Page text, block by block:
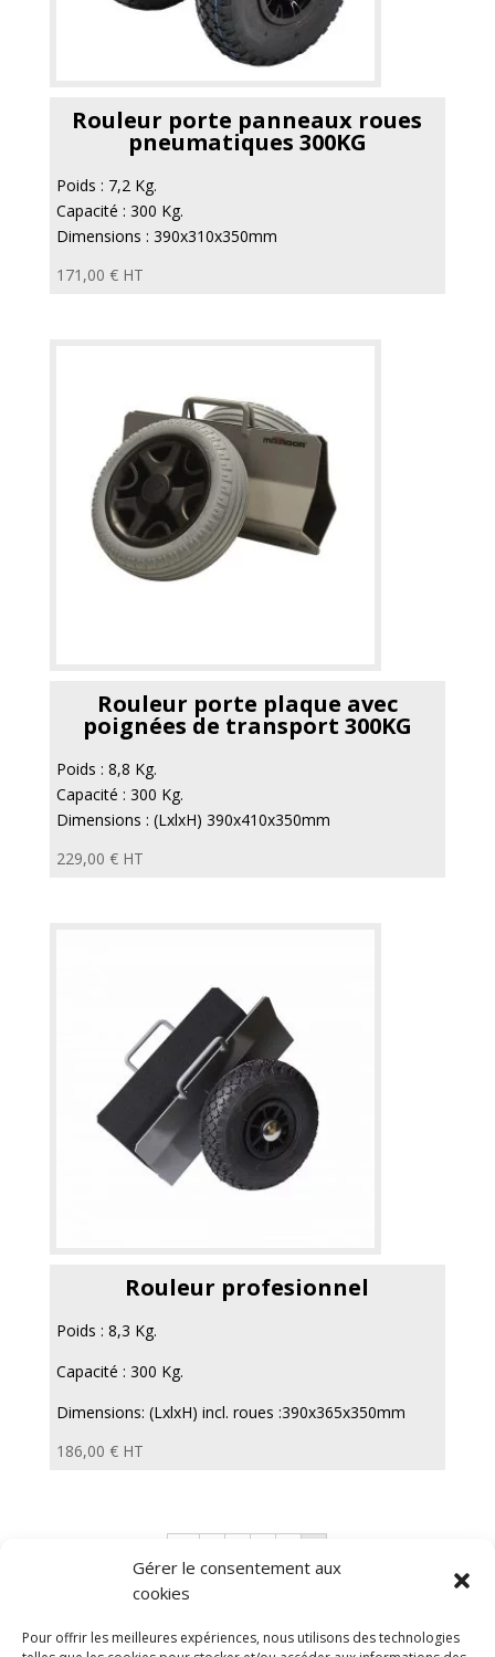
Gérer le consentement aux
cookies
Pour offrir les meilleures expériences, nous utilisons des technologies
Rouleur porte panneaux roues
pneumatiques 300KG
Poids : 7,2 Kg.
Capacité : 300 Kg.
Dimensions : 390x310x350mm
171,00 € HT
Rouleur porte plaque avec
poignées de transport 300KG
Poids : 8,8 Kg.
Capacité : 300 Kg.
Dimensions : (LxlxH) 390x410x350mm
229,00 € HT
Rouleur profesionnel
Poids : 8,3 Kg.
Capacité : 300 Kg.
Dimensions: (LxlxH) incl. roues :390x365x350mm
186,00 € HT
Diable
Chariot manutention
CGV